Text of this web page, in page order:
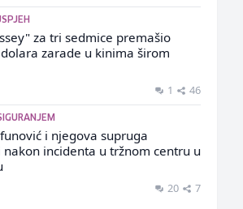
za tri sedmice premašio
zarade u kinima širom
1 46
i njegova supruga
incidenta u tržnom centru u
20 7